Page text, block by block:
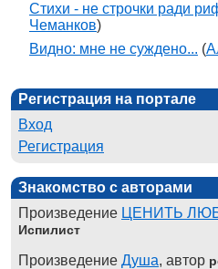
Стихи - не строчки ради
Чеманков)
Видно: мне не суждено... (
Регистрация на портале
Вход
Регистрация
Знакомство с авторами
Произведение ЦЕНИТЬ
Испилист
Произведение Душа, автор